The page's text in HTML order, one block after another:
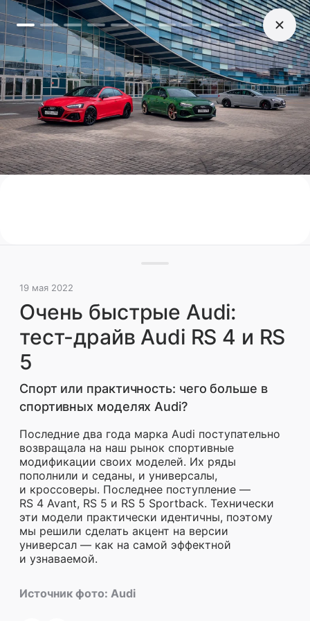
19 мая 2022
Очень быстрые Audi: тест-
драйв Audi RS 4 и RS 5
Спорт или практичность: чего больше в
спортивных моделях Audi?
19 мая 2022
Очень быстрые Audi:
тест-драйв Audi RS 4 и RS
5
Спорт или практичность: чего больше в
спортивных моделях Audi?
Последние два года марка Audi поступательно
возвращала на наш рынок спортивные
модификации своих моделей. Их ряды
пополнили и седаны, и универсалы,
и кроссоверы. Последнее поступление —
RS 4 Avant, RS 5 и RS 5 Sportback. Технически
эти модели практически идентичны, поэтому
мы решили сделать акцент на версии
универсал — как на самой эффектной
и узнаваемой.
Источник фото: Audi